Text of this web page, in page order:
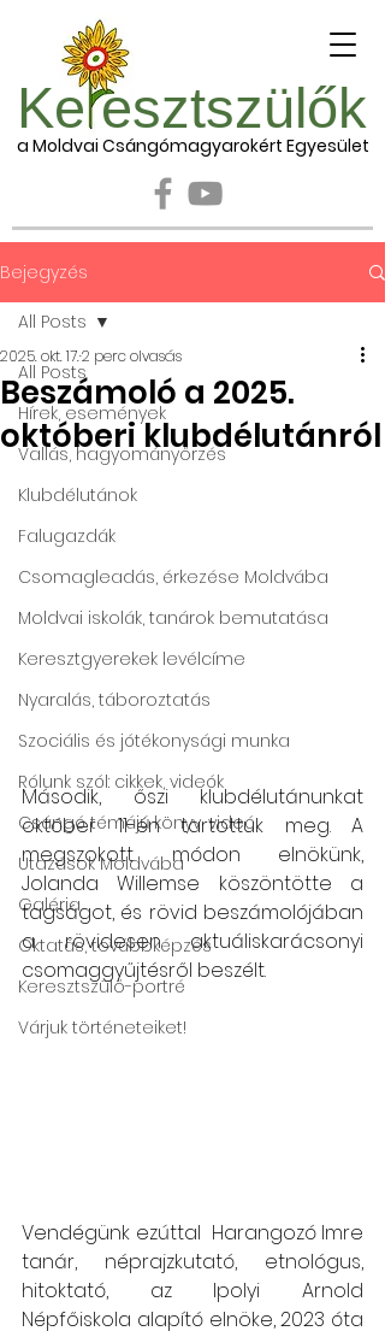
Ke esztszülők
a Moldvai Csángómagyarokért Egyesület
Bejegyzés
All Posts
Hírek, események
Vallás, hagyományőrzés
Klubdélutánok
Falugazdák
Csomagleadás, érkezése Moldvába
Moldvai iskolák, tanárok bemutatása
Keresztgyerekek levélcíme
Nyaralás, táboroztatás
Szociális és jótékonysági munka
Rólunk szól: cikkek, videók
Csángó témájú könyv, videó
Utazások Moldvába
Galéria
Oktatás, továbbképzés
Keresztszülő-portré
Várjuk történeteiket!
All Posts
Beszámoló a 2025.
októberi klubdélutánról
2025. okt. 17.2 perc olvasás
Második,
őszi klubdélutánunkat
október 11-én tartottuk meg. A
megszokott módon elnökünk,
Jolanda Willemse köszöntötte a
tagságot, és rövid beszámolójában
a rövidesen aktuáliskarácsonyi
csomaggyűjtésről beszélt.
Vendégünk ezúttal  Harangozó Imre
tanár, néprajzkutató, etnológus,
hitoktató, az Ipolyi Arnold
Népfőiskola alapító elnöke, 2023 óta